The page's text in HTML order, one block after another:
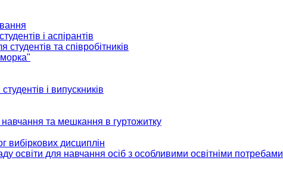
і аспірантів
студентів та співробітників
і випускників
навчання та мешкання в гуртожитку
вибіркових дисциплін
освіти для навчання осіб з особливими освітніми потребами